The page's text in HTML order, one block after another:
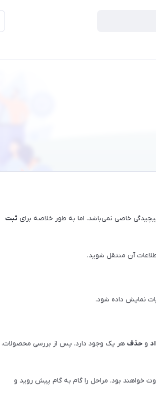
خاصی نمی‌باشد. اما به طور خلاصه برای ثبت
آن منتقل شوید.
نمایش داده شود.
و حذف هر یک وجود دارد. پس از بررسی محصولات،
خواهند بود. مراحل را گام به گام پیش روید و